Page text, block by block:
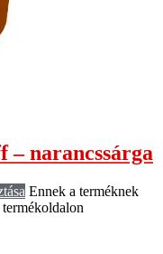
– narancssárga
Ennek a terméknek